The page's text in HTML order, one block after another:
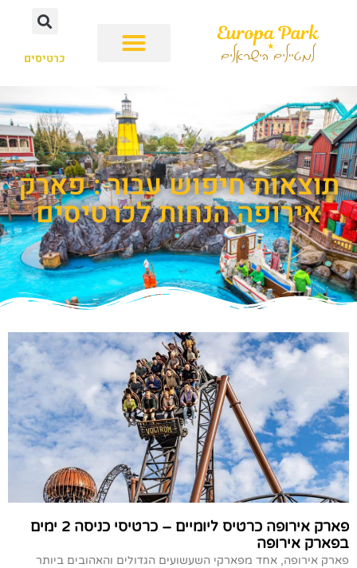
כרטיסים
תוצאות חיפוש עבור : פארק
אירופה הנחות לכרטיסים
פארק אירופה כרטיס ליומיים – כרטיסי כניסה 2 ימים
בפארק אירופה
פארק אירופה, אחד מפארקי השעשועים הגדולים והאהובים ביותר